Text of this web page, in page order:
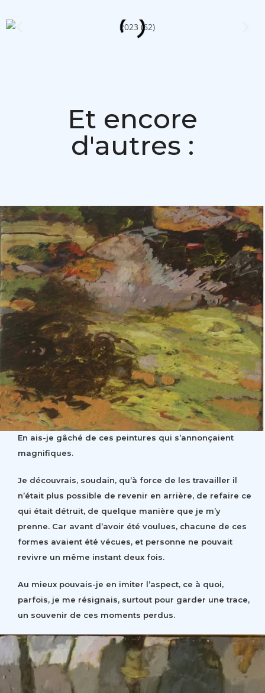
Et encore
d'autres :
En ais-je gâché de ces peintures qui s’annonçaient
magnifiques.
Je découvrais, soudain, qu’à force de les travailler il
n’était plus possible de revenir en arrière, de refaire ce
qui était détruit, de quelque manière que je m’y
prenne. Car avant d’avoir été voulues, chacune de ces
formes avaient été vécues, et personne ne pouvait
revivre un même instant deux fois.
Au mieux pouvais-je en imiter l’aspect, ce à quoi,
parfois, je me résignais, surtout pour garder une trace,
un souvenir de ces moments perdus.